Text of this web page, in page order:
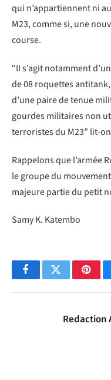
qui n’appartiennent ni
M23, comme si, une
course.
“II s’agit notamment
de 08 roquettes
d’une paire de tenue
gourdes militaires non
terroristes du M23” lit-
Rappelons que l’armée
le groupe du
majeure partie du petit
Samy K. Katembo
FacebookTwitter
Redaction